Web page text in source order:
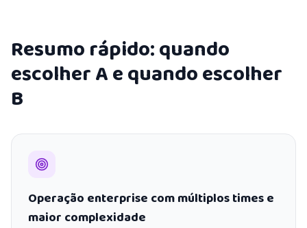
Resumo rápido: quando
escolher A e quando escolher
B
Operação enterprise com múltiplos times e
maior complexidade